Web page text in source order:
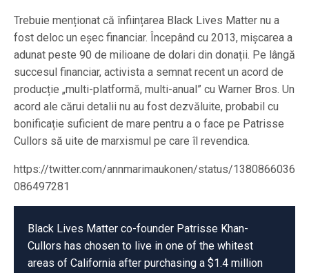
Trebuie menționat că înființarea Black Lives Matter nu a
fost deloc un eșec financiar. Începând cu 2013, mișcarea a
adunat peste 90 de milioane de dolari din donații. Pe lângă
succesul financiar, activista a semnat recent un acord de
producție „multi-platformă, multi-anual” cu Warner Bros. Un
acord ale cărui detalii nu au fost dezvăluite, probabil cu
bonificație suficient de mare pentru a o face pe Patrisse
Cullors să uite de marxismul pe care îl revendica.
https://twitter.com/annmarimaukonen/status/1380866036
086497281
Black Lives Matter co-founder Patrisse Khan-
Cullors has chosen to live in one of the whitest
areas of California after purchasing a $1.4 million